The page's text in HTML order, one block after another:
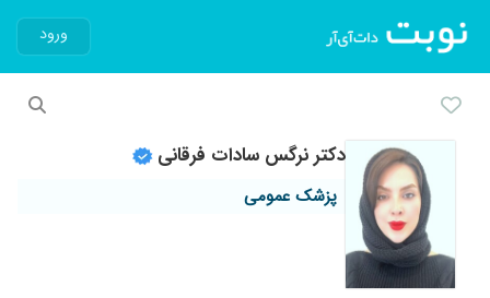
ورود
دکتر نرگس سادات فرقانی
پزشک عمومی